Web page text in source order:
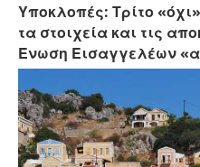
Υποκλοπές: Τρίτο
τα στοιχεία και τις
Ένωση Εισαγγελέων